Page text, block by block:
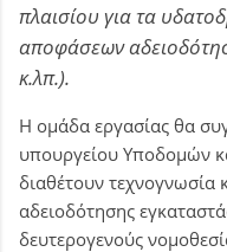
πλαισίου για τα
αποφάσεων
κ.λπ.).
Η ομάδα εργασίας θα
υπουργείου Υποδομών
διαθέτουν τεχνογνωσία
αδειοδότησης
δευτερογενούς